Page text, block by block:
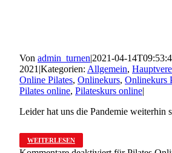
Von admin_turnen|2021-04-
2021 |Kategorien: Allgemein,
Online Pilates, Onlinekurs, Onlinekurs
Pilates online, Pilateskurs online|
Leider hat uns die Pandemie weiterhin
WEITERLESEN